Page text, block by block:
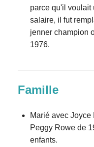
parce qu'il voulait
salaire, il fut
jenner champion
1976.
Famille
Marié avec
Peggy Rowe de
enfants.